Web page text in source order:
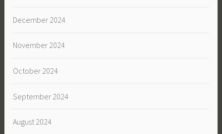
December 2024
November 2024
October 2024
September 2024
August 2024